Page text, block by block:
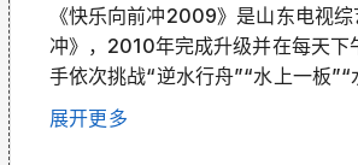
《快乐向前冲2009》是山东电视
冲》，2010年完成升级并在每天
手依次挑战“逆水行舟”“水上一板
值千元礼品，本季冠军为乔跃江。
展开更多